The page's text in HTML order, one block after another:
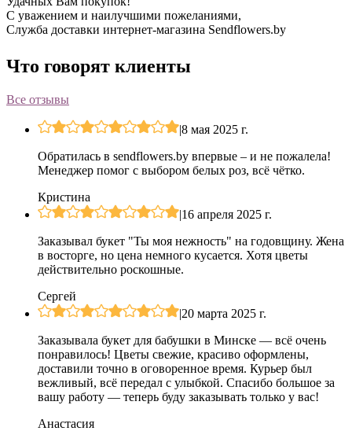
С уважением и наилучшими пожеланиями,
Служба доставки интернет-магазина Sendflowers.by
Что говорят клиенты
Все отзывы
|8 мая 2025 г.
Обратилась в sendflowers.by впервые – и не пожалела!
Менеджер помог с выбором белых роз, всё чётко.
Кристина
|16 апреля 2025 г.
Заказывал букет "Ты моя нежность" на годовщину. Жена
в восторге, но цена немного кусается. Хотя цветы
действительно роскошные.
Сергей
|20 марта 2025 г.
Заказывала букет для бабушки в Минске — всё очень
понравилось! Цветы свежие, красиво оформлены,
доставили точно в оговоренное время. Курьер был
вежливый, всё передал с улыбкой. Спасибо большое за
вашу работу — теперь буду заказывать только у вас!
Анастасия